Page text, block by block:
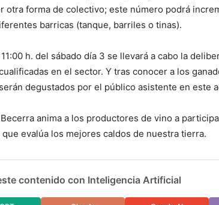
otra forma de colectivo; este número podrá
barricas (tanque, barriles o tinas).
h. del sábado día 3 se llevará a cabo la
en el sector. Y tras conocer a los
degustados por el público asistente en este
anima a los productores de vino a
evalúa los mejores caldos de nuestra tierra.
contenido con Inteligencia Artificial